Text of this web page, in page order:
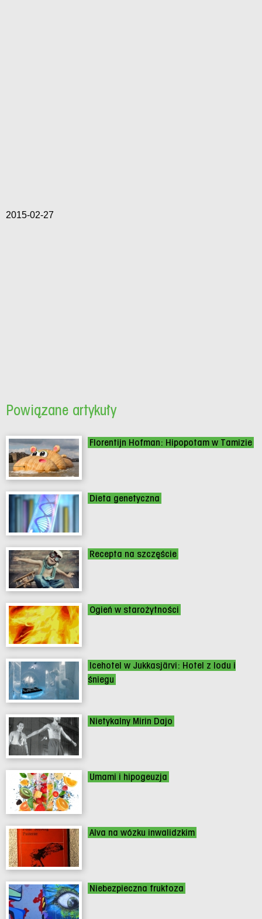
2015-02-27
Powiązane artykuły
Florentijn Hofman: Hipopotam w Tamizie
Dieta genetyczna
Recepta na szczęście
Ogień w starożytności
Icehotel w Jukkasjärvi: Hotel z lodu i
śniegu
Nietykalny Mirin Dajo
Umami i hipogeuzja
Alva na wózku inwalidzkim
Niebezpieczna fruktoza